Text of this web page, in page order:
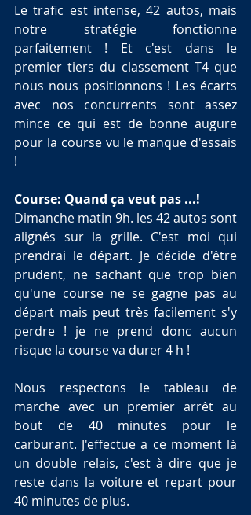
Le trafic est intense, 42 autos, mais
notre stratégie fonctionne
parfaitement ! Et c'est dans le
premier tiers du classement T4 que
nous nous positionnons ! Les écarts
avec nos concurrents sont assez
mince ce qui est de bonne augure
pour la course vu le manque d'essais
!
Course: Quand ça veut pas ...!
Dimanche matin 9h. les 42 autos sont
alignés sur la grille. C'est moi qui
prendrai le départ. Je décide d'être
prudent, ne sachant que trop bien
qu'une course ne se gagne pas au
départ mais peut très facilement s'y
perdre ! je ne prend donc aucun
risque la course va durer 4 h !
Nous respectons le tableau de
marche avec un premier arrêt au
bout de 40 minutes pour le
carburant. J'effectue a ce moment là
un double relais, c'est à dire que je
reste dans la voiture et repart pour
40 minutes de plus.